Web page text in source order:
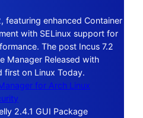
featuring enhanced Container
with SELinux support for
The post Incus 7.2
Manager Released with
first on Linux Today.
for Arch Linux
2.4.1 GUI Package